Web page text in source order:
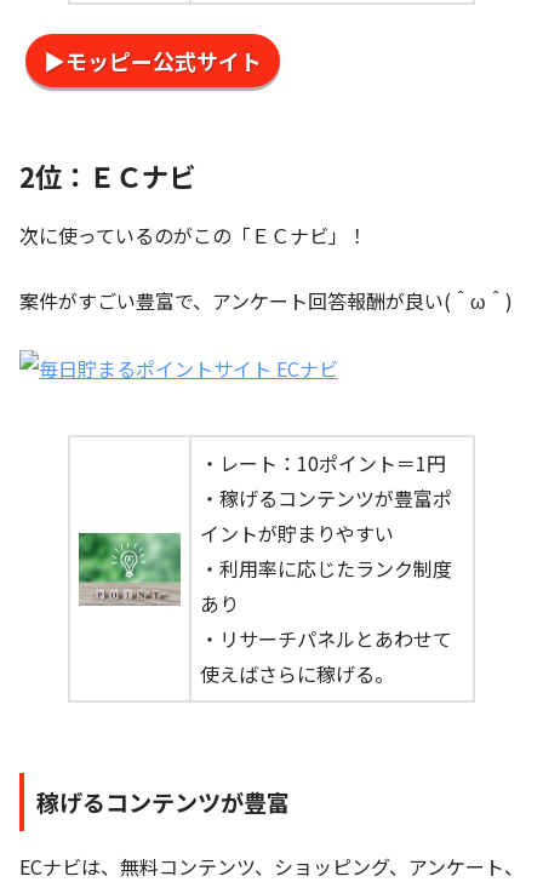
▶モッピー公式サイト
2位：ＥＣナビ
次に使っているのがこの「ＥＣナビ」！
案件がすごい豊富で、アンケート回答報酬が良い(＾ω＾)
・レート：10ポイント＝1円
・稼げるコンテンツが豊富ポ
イントが貯まりやすい
・利用率に応じたランク制度
あり
・リサーチパネルとあわせて
使えばさらに稼げる。
稼げるコンテンツが豊富
ECナビは、無料コンテンツ、ショッピング、アンケート、